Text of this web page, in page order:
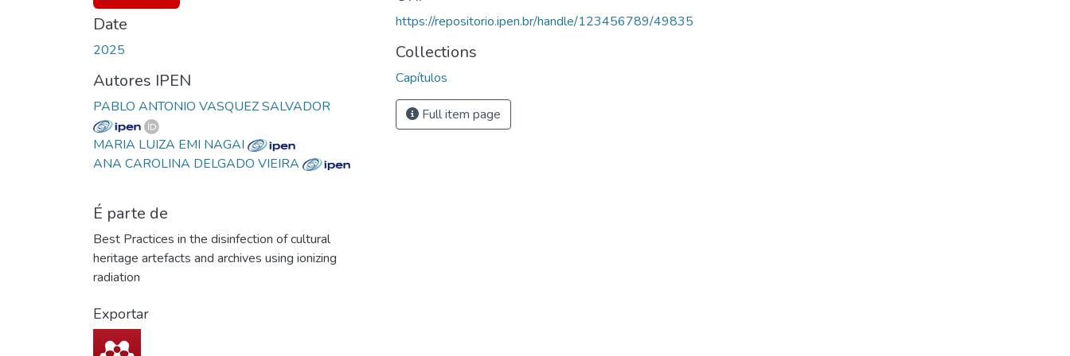
Date
2025
Autores IPEN
PABLO ANTONIO VASQUEZ SALVADOR
MARIA LUIZA EMI NAGAI
ANA CAROLINA DELGADO VIEIRA
É parte de
Best Practices in the disinfection of cultural
heritage artefacts and archives using ionizing
radiation
Exportar
https://repositorio.ipen.br/handle/123456789/49835
Collections
Capítulos
Full item page